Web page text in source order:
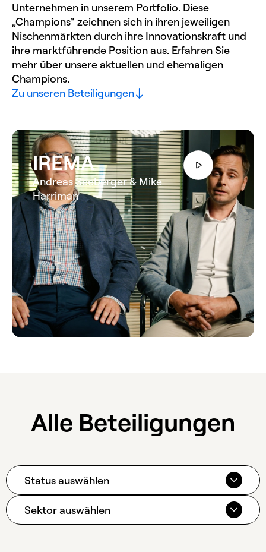
Unternehmen in unserem Portfolio. Diese
„Champions“ zeichnen sich in ihren jeweiligen
Nischenmärkten durch ihre Innovationskraft und
ihre marktführende Position aus. Erfahren Sie
mehr über unsere aktuellen und ehemaligen
Champions.
Zu unseren Beteiligungen
IREMA
Andreas Seeberger & Mike
Harriman
Alle Beteiligungen
Status auswählen
Sektor auswählen